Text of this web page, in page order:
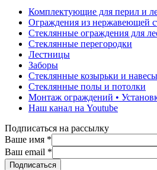
Комплектующие для перил и
Ограждения из нержавеющей
Стеклянные ограждения для
Стеклянные перегородки
Лестницы
Заборы
Стеклянные козырьки и навесы
Стеклянные полы и потолки
Монтаж ограждений •
Наш канал на Youtube
Подписаться на рассылку
Ваше имя *
Ваш email *